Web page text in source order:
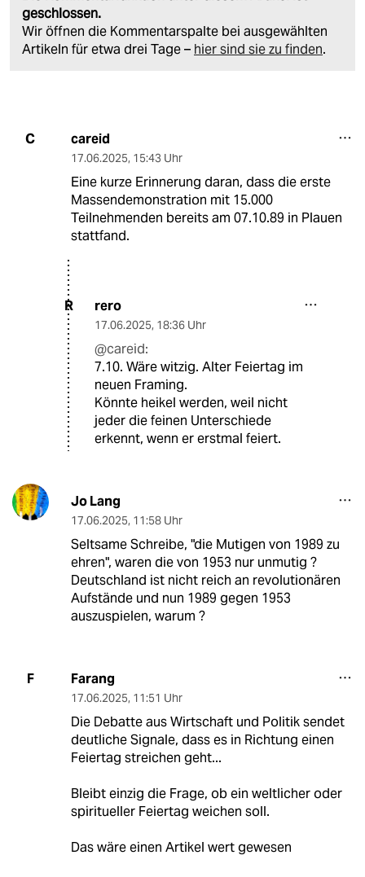
geschlossen.
Wir öffnen die Kommentarspalte bei ausgewählten
Artikeln für etwa drei Tage – hier sind sie zu finden.
C careid
17.06.2025, 15:43 Uhr
Eine kurze Erinnerung daran, dass die erste
Massendemonstration mit 15.000
Teilnehmenden bereits am 07.10.89 in Plauen
stattfand.
R rero
17.06.2025, 18:36 Uhr
@careid:
7.10. Wäre witzig. Alter Feiertag im
neuen Framing.
Könnte heikel werden, weil nicht
jeder die feinen Unterschiede
erkennt, wenn er erstmal feiert.
Jo Lang
17.06.2025, 11:58 Uhr
Seltsame Schreibe, "die Mutigen von 1989 zu
ehren", waren die von 1953 nur unmutig ?
Deutschland ist nicht reich an revolutionären
Aufstände und nun 1989 gegen 1953
auszuspielen, warum ?
F Farang
17.06.2025, 11:51 Uhr
Die Debatte aus Wirtschaft und Politik sendet
deutliche Signale, dass es in Richtung einen
Feiertag streichen geht...
Bleibt einzig die Frage, ob ein weltlicher oder
spiritueller Feiertag weichen soll.
Das wäre einen Artikel wert gewesen